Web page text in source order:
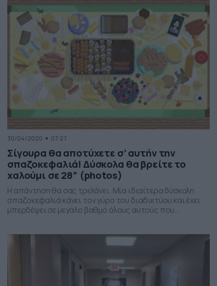
φωτογραφία της γκάλερι […]
30/04/2020 07:27
Σίγουρα θα αποτύχετε σ’ αυτήν την
σπαζοκεφαλιά! Δύσκολα θα βρείτε το
χαλούμι σε 28” (photos)
Η απάντηση θα σας τρελάνει. Μία ιδιαίτερα δύσκολη
σπαζοκεφαλιά κάνει τον γύρο του διαδικτύου και έχει
μπερδέψει σε μεγάλο βαθμό όλους αυτούς που
σπαζοκεφαλιά το ζητούμενο είναι να βρείτε το μικρό
κομμάτι χαλούμι σε 28 δευτερόλεπτα. Αναμφίβολα το
χρονικό όριο είναι ελάχιστο, μια […]